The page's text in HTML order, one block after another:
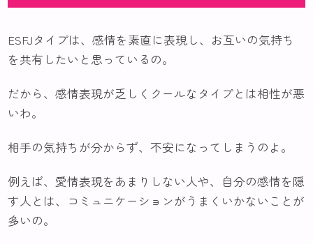
ESFJタイプは、感情を素直に表現し、お互いの気持ち
を共有したいと思っているの。
だから、感情表現が乏しくクールなタイプとは相性が悪
いわ。
相手の気持ちが分からず、不安になってしまうのよ。
例えば、愛情表現をあまりしない人や、自分の感情を隠
す人とは、コミュニケーションがうまくいかないことが
多いの。